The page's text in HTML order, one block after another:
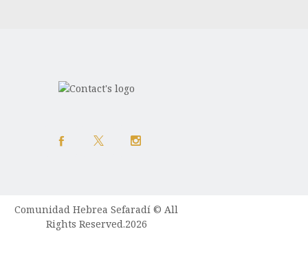
Comunidad Hebrea Sefaradí © All
Rights Reserved.2026